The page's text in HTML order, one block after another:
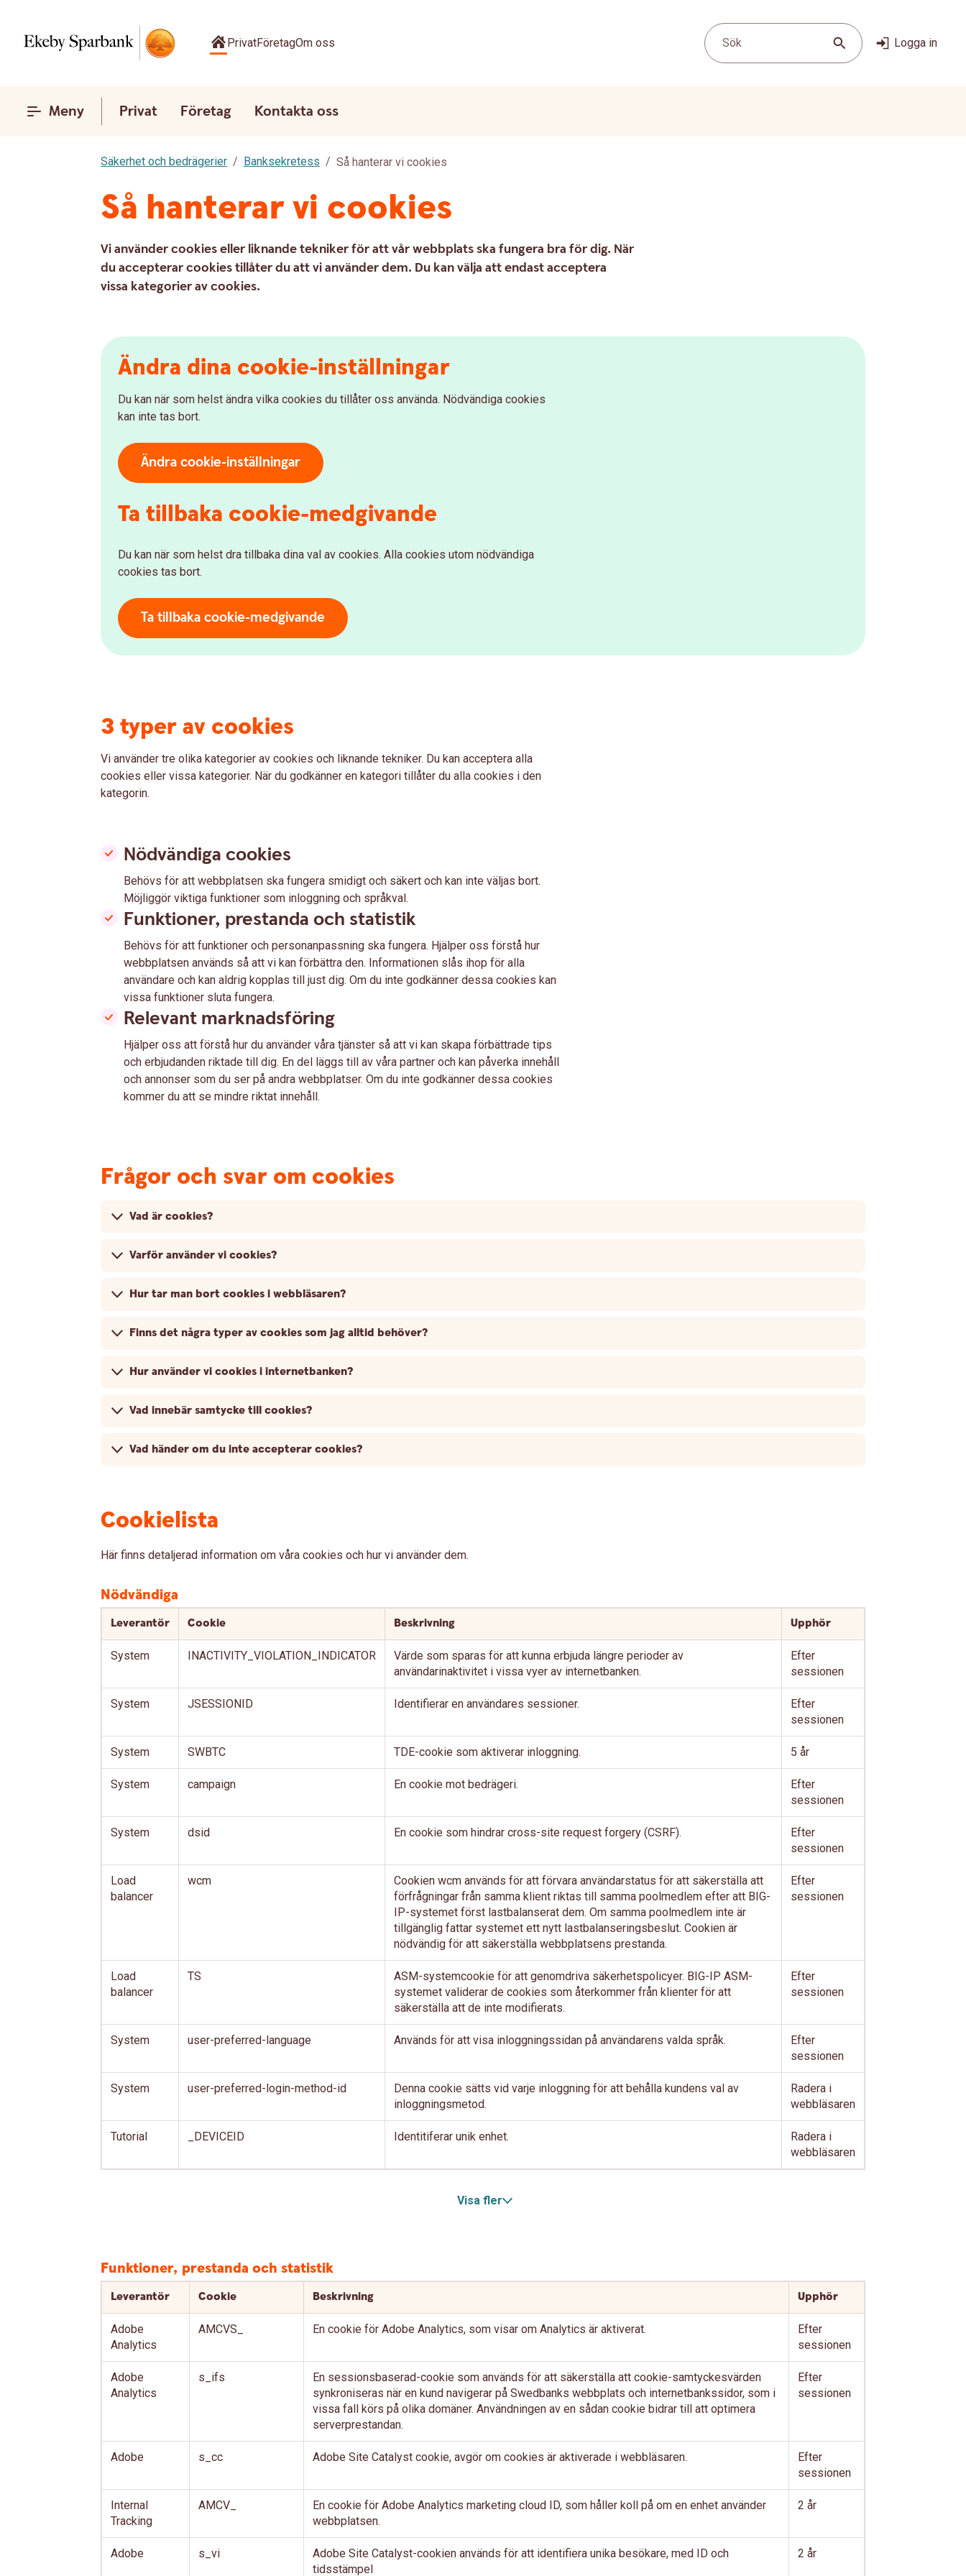
PrivatFöretagOm oss Sök Logga in
Meny Privat Företag Kontakta oss
Säkerhet och bedrägerier Banksekretess Så hanterar vi cookies
Så hanterar vi cookies
Vi använder cookies eller liknande tekniker för att vår webbplats ska fungera bra för dig. När
du accepterar cookies tillåter du att vi använder dem. Du kan välja att endast acceptera
vissa kategorier av cookies.
Ändra dina cookie-inställningar
Du kan när som helst ändra vilka cookies du tillåter oss använda. Nödvändiga cookies
kan inte tas bort.
Ändra cookie-inställningar
Ta tillbaka cookie-medgivande
Du kan när som helst dra tillbaka dina val av cookies. Alla cookies utom nödvändiga
cookies tas bort.
Ta tillbaka cookie-medgivande
3 typer av cookies
Vi använder tre olika kategorier av cookies och liknande tekniker. Du kan acceptera alla
cookies eller vissa kategorier. När du godkänner en kategori tillåter du alla cookies i den
kategorin.
Nödvändiga cookies
Behövs för att webbplatsen ska fungera smidigt och säkert och kan inte väljas bort.
Möjliggör viktiga funktioner som inloggning och språkval.
Funktioner, prestanda och statistik
Behövs för att funktioner och personanpassning ska fungera. Hjälper oss förstå hur
webbplatsen används så att vi kan förbättra den. Informationen slås ihop för alla
användare och kan aldrig kopplas till just dig. Om du inte godkänner dessa cookies kan
vissa funktioner sluta fungera.
Relevant marknadsföring
Hjälper oss att förstå hur du använder våra tjänster så att vi kan skapa förbättrade tips
och erbjudanden riktade till dig. En del läggs till av våra partner och kan påverka innehåll
och annonser som du ser på andra webbplatser. Om du inte godkänner dessa cookies
kommer du att se mindre riktat innehåll.
Frågor och svar om cookies
Vad är cookies?
Varför använder vi cookies?
Hur tar man bort cookies i webbläsaren?
Finns det några typer av cookies som jag alltid behöver?
Hur använder vi cookies i internetbanken?
Vad innebär samtycke till cookies?
Vad händer om du inte accepterar cookies?
Cookielista
Här finns detaljerad information om våra cookies och hur vi använder dem.
Nödvändiga
Leverantör Cookie Beskrivning Upphör
System INACTIVITY_VIOLATION_INDICATOR
Värde som sparas för att kunna erbjuda längre perioder av
användarinaktivitet i vissa vyer av internetbanken.
Efter
sessionen
System JSESSIONID Identifierar en användares sessioner.
Efter
sessionen
System SWBTC TDE-cookie som aktiverar inloggning. 5 år
System campaign En cookie mot bedrägeri.
Efter
sessionen
System dsid En cookie som hindrar cross-site request forgery (CSRF).
Efter
sessionen
Load
balancer
wcm
Cookien wcm används för att förvara användarstatus för att säkerställa att
förfrågningar från samma klient riktas till samma poolmedlem efter att BIG-
IP-systemet först lastbalanserat dem. Om samma poolmedlem inte är
tillgänglig fattar systemet ett nytt lastbalanseringsbeslut. Cookien är
nödvändig för att säkerställa webbplatsens prestanda.
Efter
sessionen
Load
balancer
TS
ASM-systemcookie för att genomdriva säkerhetspolicyer. BIG-IP ASM-
systemet validerar de cookies som återkommer från klienter för att
säkerställa att de inte modifierats.
Efter
sessionen
System user-preferred-language Används för att visa inloggningssidan på användarens valda språk.
Efter
sessionen
System user-preferred-login-method-id
Denna cookie sätts vid varje inloggning för att behålla kundens val av
inloggningsmetod.
Radera i
webbläsaren
Tutorial _DEVICEID Identitiferar unik enhet.
Radera i
webbläsaren
Visa fler
Funktioner, prestanda och statistik
Leverantör Cookie Beskrivning Upphör
Adobe
Analytics
AMCVS_ En cookie för Adobe Analytics, som visar om Analytics är aktiverat.
Efter
sessionen
Adobe
Analytics
s_ifs
En sessionsbaserad-cookie som används för att säkerställa att cookie-samtyckesvärden
synkroniseras när en kund navigerar på Swedbanks webbplats och internetbankssidor, som i
vissa fall körs på olika domäner. Användningen av en sådan cookie bidrar till att optimera
serverprestandan.
Efter
sessionen
Adobe s_cc Adobe Site Catalyst cookie, avgör om cookies är aktiverade i webbläsaren.
Efter
sessionen
Internal
Tracking
AMCV_
En cookie för Adobe Analytics marketing cloud ID, som håller koll på om en enhet använder
webbplatsen.
2 år
Adobe s_vi
Adobe Site Catalyst-cookien används för att identifiera unika besökare, med ID och
tidsstämpel
2 år